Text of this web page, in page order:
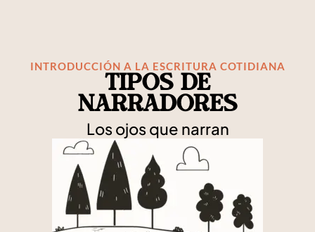
INTRODUCCIÓN A LA ESCRITURA COTIDIANA
Tipos de
narradores
Los ojos que narran